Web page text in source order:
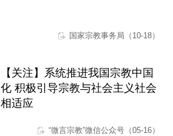
国家宗教事务局（10-18）
【关注】系统推进我国宗教中国
化 积极引导宗教与社会主义社会
相适应
“微言宗教”微信公众号（05-16）